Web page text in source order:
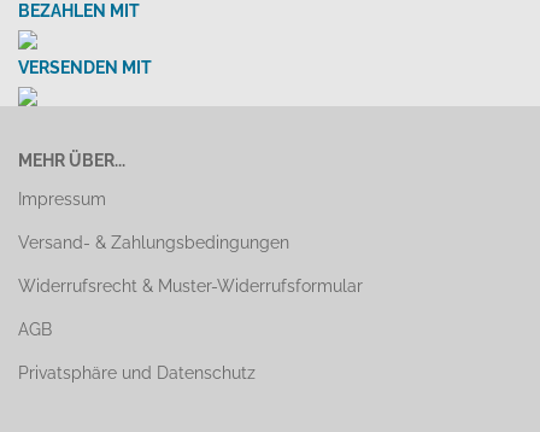
BEZAHLEN MIT
VERSENDEN MIT
MEHR ÜBER...
Impressum
Versand- & Zahlungsbedingungen
Widerrufsrecht & Muster-Widerrufsformular
AGB
Privatsphäre und Datenschutz